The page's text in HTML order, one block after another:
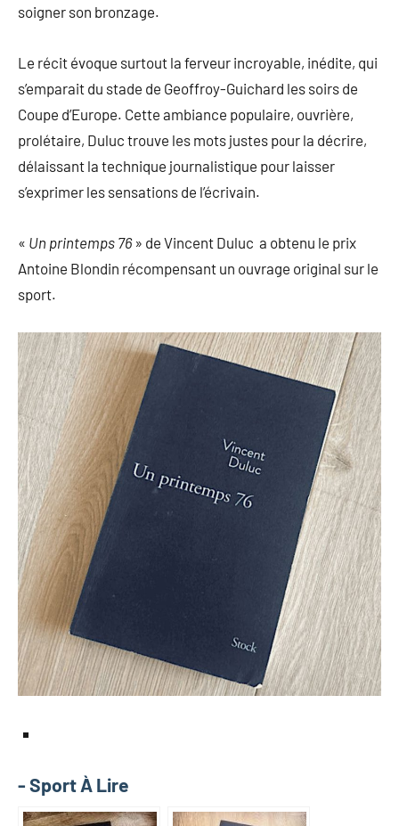
soigner son bronzage.
Le récit évoque surtout la ferveur incroyable, inédite, qui
s’emparait du stade de Geoffroy-Guichard les soirs de
Coupe d’Europe. Cette ambiance populaire, ouvrière,
prolétaire, Duluc trouve les mots justes pour la décrire,
délaissant la technique journalistique pour laisser
s’exprimer les sensations de l’écrivain.
« Un printemps 76» de Vincent Duluc a obtenu le prix
Antoine Blondin récompensant un ouvrage original sur le
sport.
- Sport À Lire